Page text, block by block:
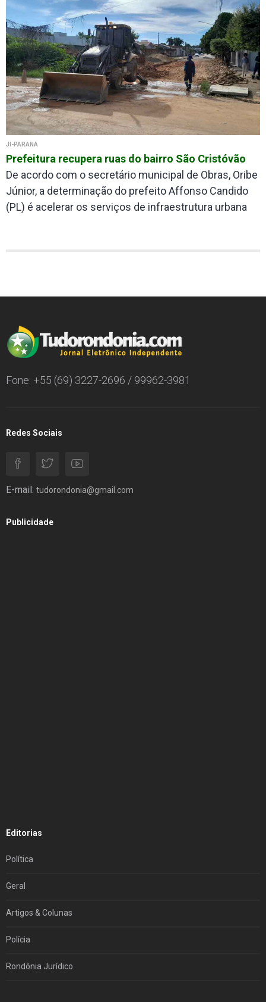
JI-PARANÁ
Prefeitura recupera ruas do bairro São Cristóvão
De acordo com o secretário municipal de Obras, Oribe
Júnior, a determinação do prefeito Affonso Candido
(PL) é acelerar os serviços de infraestrutura urbana
Fone: +55 (69) 3227-2696 / 99962-3981
Redes Sociais
E-mail: tudorondonia@gmail.com
Publicidade
Editorias
Política
Geral
Artigos & Colunas
Polícia
Rondônia Jurídico